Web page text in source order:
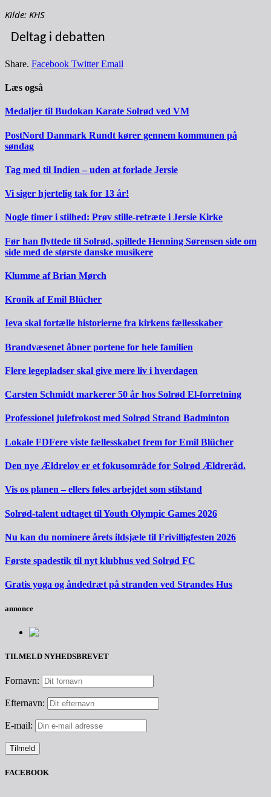
Kilde: KHS
Deltag i debatten
Share. Facebook Twitter Email
Læs også
Medaljer til Budokan Karate Solrød ved VM
PostNord Danmark Rundt kører gennem kommunen på
søndag
Tag med til Indien – uden at forlade Jersie
Vi siger hjertelig tak for 13 år!
Nogle timer i stilhed: Prøv stille-retræte i Jersie Kirke
Før han flyttede til Solrød, spillede Henning Sørensen side om
side med de største danske musikere
Klumme af Brian Mørch
Kronik af Emil Blücher
Ieva skal fortælle historierne fra kirkens fællesskaber
Brandvæsenet åbner portene for hele familien
Flere legepladser skal give mere liv i hverdagen
Carsten Schmidt markerer 50 år hos Solrød El-forretning
Professionel julefrokost med Solrød Strand Badminton
Lokale FDFere viste fællesskabet frem for Emil Blücher
Den nye Ældrelov er et fokusområde for Solrød Ældreråd.
Vis os planen – ellers føles arbejdet som stilstand
Solrød-talent udtaget til Youth Olympic Games 2026
Nu kan du nominere årets ildsjæle til Frivilligfesten 2026
Første spadestik til nyt klubhus ved Solrød FC
Gratis yoga og åndedræt på stranden ved Strandes Hus
annonce
TILMELD NYHEDSBREVET
Fornavn:
Efternavn:
E-mail:
FACEBOOK